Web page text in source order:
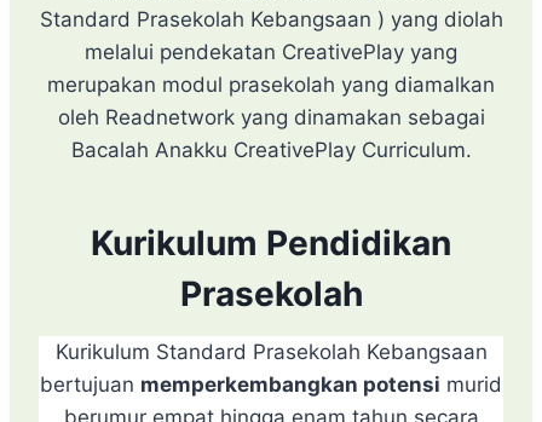
Standard Prasekolah Kebangsaan ) yang diolah
melalui pendekatan CreativePlay yang
merupakan modul prasekolah yang diamalkan
oleh Readnetwork yang dinamakan sebagai
Bacalah Anakku CreativePlay Curriculum.
Kurikulum Pendidikan
Prasekolah
Kurikulum Standard Prasekolah Kebangsaan
bertujuan memperkembangkan potensi murid
berumur empat hingga enam tahun secara